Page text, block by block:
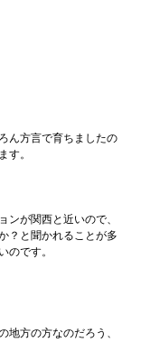
ん方言で育ちましたの
す。
ンが関西と近いので、
？と聞かれることが多
のです。
地方の方なのだろう、